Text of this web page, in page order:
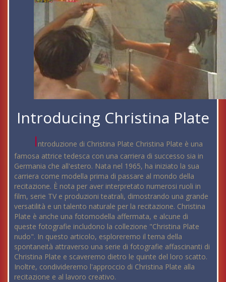
Introducing Christina Plate
Introduzione di Christina Plate Christina Plate è una
famosa attrice tedesca con una carriera di successo sia in
Germania che all'estero. Nata nel 1965, ha iniziato la sua
carriera come modella prima di passare al mondo della
recitazione. È nota per aver interpretato numerosi ruoli in
film, serie TV e produzioni teatrali, dimostrando una grande
versatilità e un talento naturale per la recitazione. Christina
Plate è anche una fotomodella affermata, e alcune di
queste fotografie includono la collezione "Christina Plate
nudo". In questo articolo, esploreremo il tema della
spontaneità attraverso una serie di fotografie affascinanti di
Christina Plate e scaveremo dietro le quinte del loro scatto.
Inoltre, condivideremo l'approccio di Christina Plate alla
recitazione e al lavoro creativo.